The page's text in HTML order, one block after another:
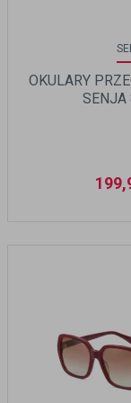
OKULARY
SENJA